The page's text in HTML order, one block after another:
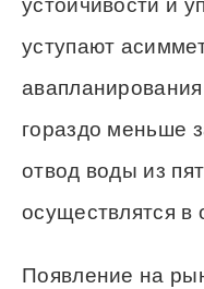
уступают
гораздо меньше
отвод воды из
осуществлятся в
Появление на